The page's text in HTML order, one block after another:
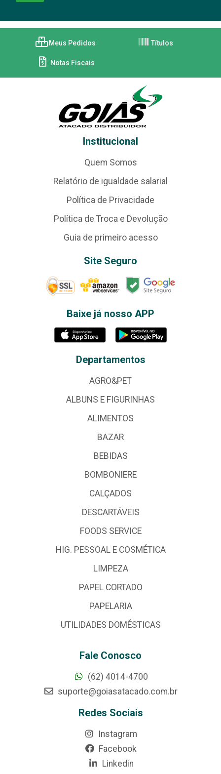
Meus Pedidos Títulos
Notas Fiscais
Institucional
Quem Somos
Relatório de igualdade salarial
Política de Privacidade
Política de Troca e Devolução
Guia de primeiro acesso
Site Seguro
Baixe já nosso APP
Departamentos
AGRO&PET
ALBUNS E FIGURINHAS
ALIMENTOS
BAZAR
BEBIDAS
BOMBONIERE
CALÇADOS
DESCARTÁVEIS
FOODS SERVICE
HIG. PESSOAL E COSMÉTICA
LIMPEZA
PAPEL CORTADO
PAPELARIA
UTILIDADES DOMÉSTICAS
Fale Conosco
(62) 4014-4700
suporte@goiasatacado.com.br
Redes Sociais
Instagram
Facebook
Linkedin